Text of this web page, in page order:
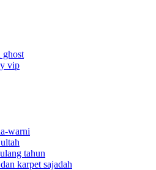
ghost
vip
warni
tahun
karpet sajadah